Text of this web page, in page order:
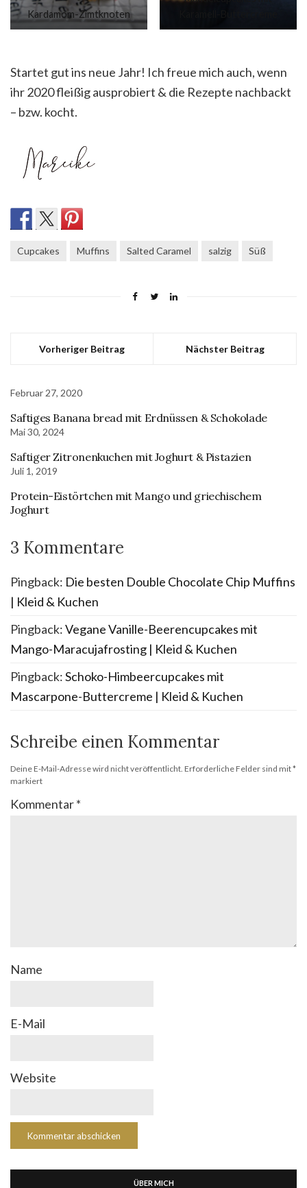
Kardamom-Zimtknoten
Startet gut ins neue Jahr! Ich freue mich auch, wenn
ihr 2020 fleißig ausprobiert & die Rezepte nachbackt
– bzw. kocht.
Cupcakes Muffins Salted Caramel salzig Süß
Vorheriger Beitrag Nächster Beitrag
Februar 27, 2020
Saftiges Banana bread mit Erdnüssen & Schokolade
Mai 30, 2024
Saftiger Zitronenkuchen mit Joghurt & Pistazien
Juli 1, 2019
Protein-Eistörtchen mit Mango und griechischem
Joghurt
3 Kommentare
Pingback: Die besten Double Chocolate Chip Muffins
| Kleid & Kuchen
Pingback:Vegane Vanille-Beerencupcakes mit
Mango-Maracujafrosting | Kleid & Kuchen
Pingback:Schoko-Himbeercupcakes mit
Mascarpone-Buttercreme | Kleid & Kuchen
Schreibe einen Kommentar
Deine E-Mail-Adresse wird nicht veröffentlicht. Erforderliche Felder sind mit*
markiert
Kommentar*
Name
E-Mail
Website
ÜBER MICH